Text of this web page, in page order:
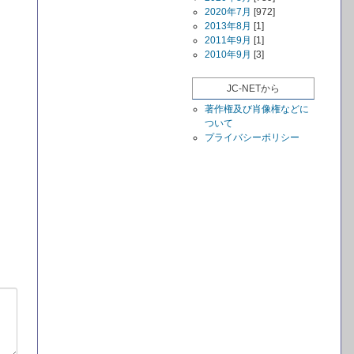
2020年7月 [972]
2013年8月 [1]
2011年9月 [1]
2010年9月 [3]
JC-NETから
著作権及び肖像権などに
ついて
プライバシーポリシー